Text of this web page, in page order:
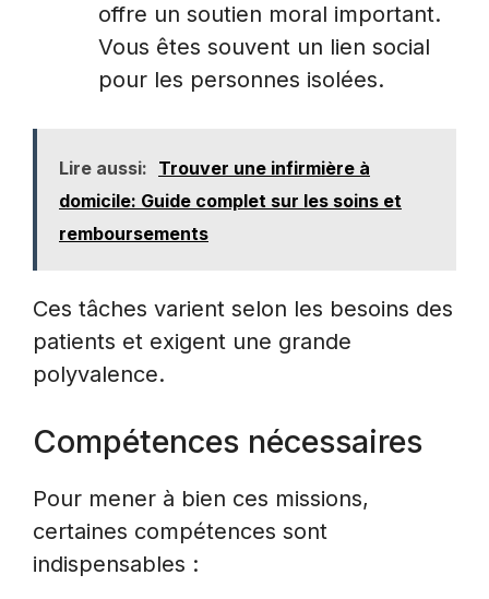
offre un soutien moral important.
Vous êtes souvent un lien social
pour les personnes isolées.
Lire aussi: Trouver une infirmière à
domicile: Guide complet sur les soins et
remboursements
Ces tâches varient selon les besoins des
patients et exigent une grande
polyvalence.
Compétences nécessaires
Pour mener à bien ces missions,
certaines compétences sont
indispensables :